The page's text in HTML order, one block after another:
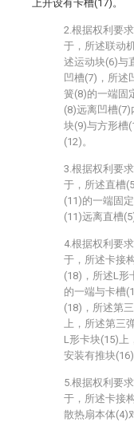
上开设有卡槽(17)。
2.根据权利要
于，所述联动
述运动块(6)与
凹槽(7)，所述
簧(8)的一端固
(8)远离凹槽
块(9)与方形槽
(12)。
3.根据权利要
于，所述直槽
(11)的一端固
(11)远离直槽
4.根据权利要
于，所述卡接
(18)，所述L形
的一端与卡槽
(18)，所述第
上，所述第三
L形卡块(15)上
安装有推块(16)
5.根据权利要
于，所述卡接
散热扇本体(4)